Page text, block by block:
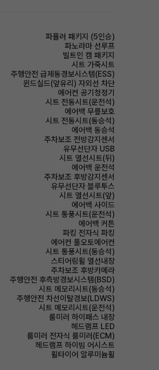
파퓰러 패키지 (5인승)
파노라마 선루프
빌트인 캠 패키지
시트 가죽시트
주행안전 급제동경보시스템(ESS)
윈드실드(앞유리) 자외선 차단
에어컨 공기청정기
시트 전동시트(운전석)
에어백 무릎보호
시트 전동시트(동승석)
에어백 동승석
주차보조 전방감지센서
유무선단자 USB
시트 열선시트(뒤)
에어백 운전석
주차보조 후방감지센서
유무선단자 블루투스
시트 열선시트(앞)
에어백 사이드
시트 통풍시트(운전석)
에어백 커튼
파킹 전자식 파킹
에어컨 풀오토에어컨
시트 통풍시트(동승석)
스티어링휠 열선내장
주차보조 후방카메라
주행안전 후측방경보시스템(BSD)
시트 메모리시트(동승석)
주행안전 차선이탈경보(LDWS)
시트 메모리시트(운전석)
룸미러 하이패스 내장
헤드램프 LED
룸미러 전자식 룸미러(ECM)
헤드램프 하이빔 어시스트
휠타이어 알루미늄휠